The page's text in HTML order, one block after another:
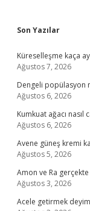
Sidebar
Son Yazılar
Küreselleşme kaça
Ağustos 7, 2026
Dengeli popülasyon
Ağustos 6, 2026
Kumkuat ağacı nasıl
Ağustos 6, 2026
Avene güneş kremi
Ağustos 5, 2026
Amon ve Ra gerçekte
Ağustos 3, 2026
Acele getirmek